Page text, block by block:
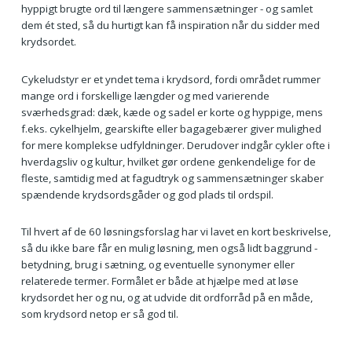
hyppigt brugte ord til længere sammensætninger - og samlet
dem ét sted, så du hurtigt kan få inspiration når du sidder med
krydsordet.
Cykeludstyr er et yndet tema i krydsord, fordi området rummer
mange ord i forskellige længder og med varierende
sværhedsgrad: dæk, kæde og sadel er korte og hyppige, mens
f.eks. cykelhjelm, gearskifte eller bagagebærer giver mulighed
for mere komplekse udfyldninger. Derudover indgår cykler ofte i
hverdagsliv og kultur, hvilket gør ordene genkendelige for de
fleste, samtidig med at fagudtryk og sammensætninger skaber
spændende krydsordsgåder og god plads til ordspil.
Til hvert af de 60 løsningsforslag har vi lavet en kort beskrivelse,
så du ikke bare får en mulig løsning, men også lidt baggrund -
betydning, brug i sætning, og eventuelle synonymer eller
relaterede termer. Formålet er både at hjælpe med at løse
krydsordet her og nu, og at udvide dit ordforråd på en måde,
som krydsord netop er så god til.